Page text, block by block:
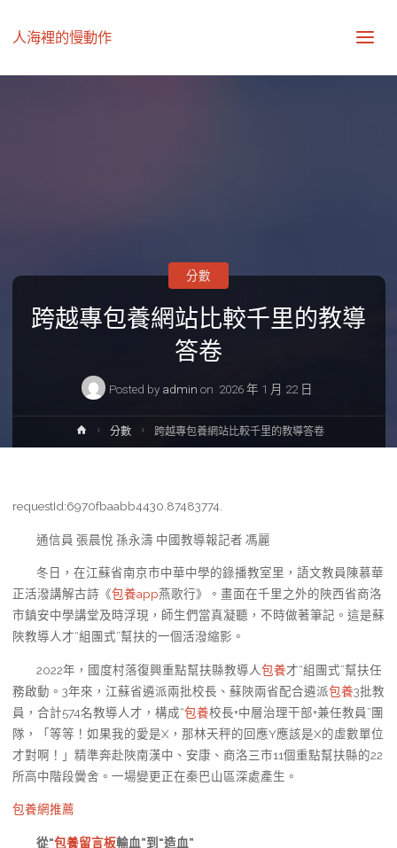
人海裡的慢動作
跨越專包養網站比較千里的教導
答卷
Posted by admin on 2026 年 1 月 22 日
分數
Home分數 跨越專包養網站比較千里的教導答卷
requestId:6970fbaabb4430.87483774.
通信員 張晨悅 孫永濤 中國教導報記者 馮麗
冬日，在江蘇省南京市中華中學的錄播教室里，語文教員陳慕華
正活潑講解古詩《包養app燕歌行》。畫面在千里之外的陜西省商洛
市鎮安中學講堂及時浮現，師生們當真凝聽，不時做著筆記。這是蘇
陜教導人才“組團式”幫扶的一個活潑縮影。
2022年，國度村落復興重點幫扶縣教導人包養才“組團式”幫扶任
務啟動。3年來，江蘇省遴派兩批校長、蘇陜兩省配合遴派包養3批教
員，合計574名教導人才，構成“包養校長+中層治理干部+兼任教員”團
隊，「等等！如果我的愛是X，那林天秤的回應Y應該是X的虛數單位
才對啊！」精準奔赴陜南漢中、安康、商洛三市11個重點幫扶縣的22
所高中階段黌舍。一場變更正在秦巴山區深處產生。
包養網推薦
從“包養留言板輸血”到“造血”